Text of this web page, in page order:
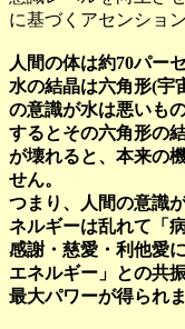
に基づくアセンショ
人間の体は約70パー
水の結晶は六角形(宇
の意識が水は悪いも
するとその六角形の
が壊れると、本来の
せん。
つまり、人間の意識
ネルギーは乱れて「
感謝・慈愛・利他愛
エネルギー」との共
最大パワーが得られま